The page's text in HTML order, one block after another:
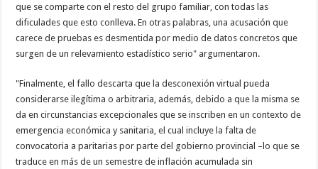
que se comparte con el resto del grupo familiar, con todas las
dificulades que esto conlleva. En otras palabras, una acusación que
carece de pruebas es desmentida por medio de datos concretos que
surgen de un relevamiento estadístico serio" argumentaron.
"Finalmente, el fallo descarta que la desconexión virtual pueda
considerarse ilegítima o arbitraria, además, debido a que la misma se
da en circunstancias excepcionales que se inscriben en un contexto de
emergencia económica y sanitaria, el cual incluye la falta de
convocatoria a paritarias por parte del gobierno provincial –lo que se
traduce en más de un semestre de inflación acumulada sin